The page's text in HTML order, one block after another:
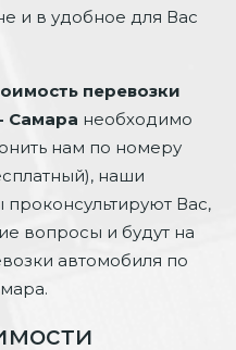
и в удобное для Вас
перевозки
Самара необходимо
нам по номеру
наши
Вас,
вопросы и будут на
автомобиля по